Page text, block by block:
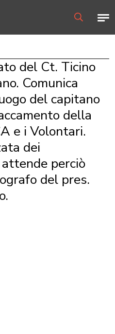
del Ct. Ticino
Comunica
del capitano
della
e i Volontari.
dei
perciò
del pres.